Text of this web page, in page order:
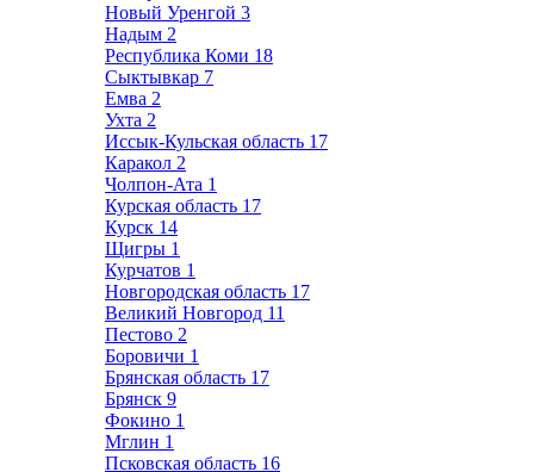
Новый Уренгой 3
Надым 2
Республика Коми 18
Сыктывкар 7
Емва 2
Ухта 2
Иссык-Кульская область 17
Каракол 2
Чолпон-Ата 1
Курская область 17
Курск 14
Щигры 1
Курчатов 1
Новгородская область 17
Великий Новгород 11
Пестово 2
Боровичи 1
Брянская область 17
Брянск 9
Фокино 1
Мглин 1
Псковская область 16